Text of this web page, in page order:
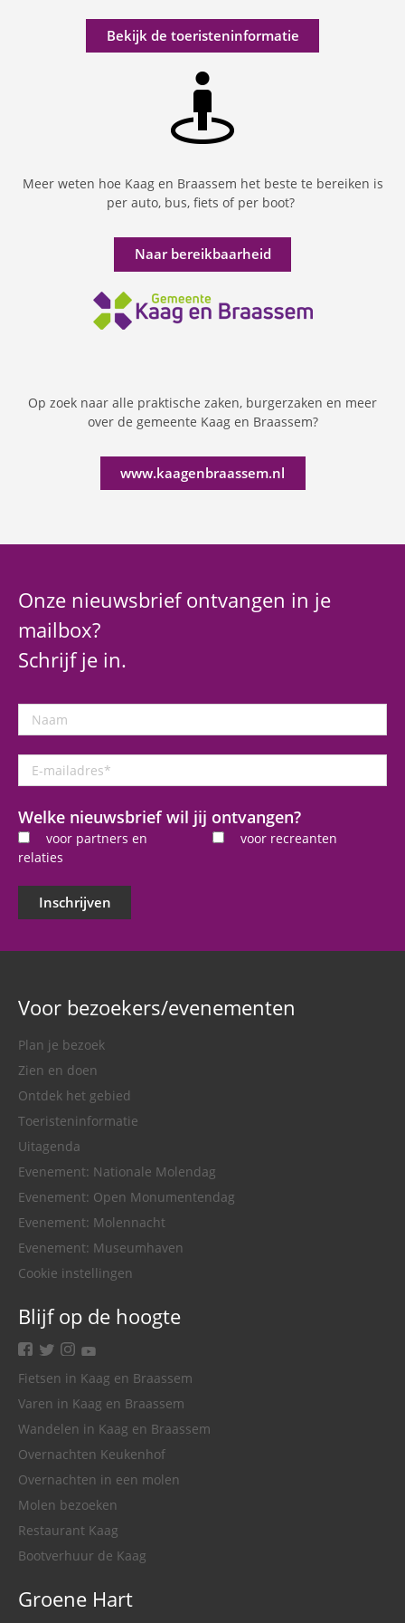
Bekijk de toeristeninformatie
Meer weten hoe Kaag en Braassem het beste te bereiken is
per auto, bus, fiets of per boot?
Naar bereikbaarheid
Op zoek naar alle praktische zaken, burgerzaken en meer
over de gemeente Kaag en Braassem?
www.kaagenbraassem.nl
Onze nieuwsbrief ontvangen in je
mailbox?
Schrijf je in.
Naam
mailadres
Welke nieuwsbrief wil jij ontvangen?
voor partners en
relaties
voor recreanten
Inschrijven
Voor bezoekers/evenementen
Plan je bezoek
Zien en doen
Ontdek het gebied
Toeristeninformatie
Uitagenda
Evenement: Nationale Molendag
Evenement: Open Monumentendag
Evenement: Molennacht
Evenement: Museumhaven
Cookie instellingen
Blijf op de hoogte
facebook
twitterinstagram
youtube
Fietsen in Kaag en Braassem
Varen in Kaag en Braassem
Wandelen in Kaag en Braassem
Overnachten Keukenhof
Overnachten in een molen
Molen bezoeken
Restaurant Kaag
Bootverhuur de Kaag
Groene Hart